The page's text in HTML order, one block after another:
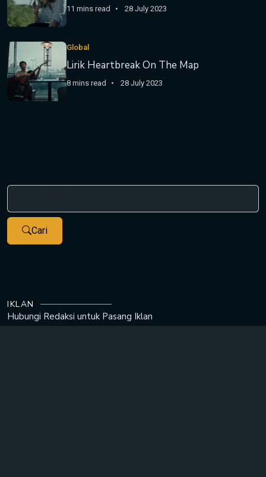
11 mins read 28 July 2023
Global
Lirik Heartbreak On The Map
8 mins read 28 July 2023
Cari
IKLAN
Hubungi Redaksi untuk Pasang Iklan